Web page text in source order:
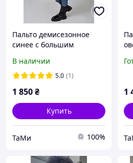
Пальто демисезонное
синее с большим
украшением
В наличии
5.0 (1)
1 850₴
Купить
ТаМи 100%
1